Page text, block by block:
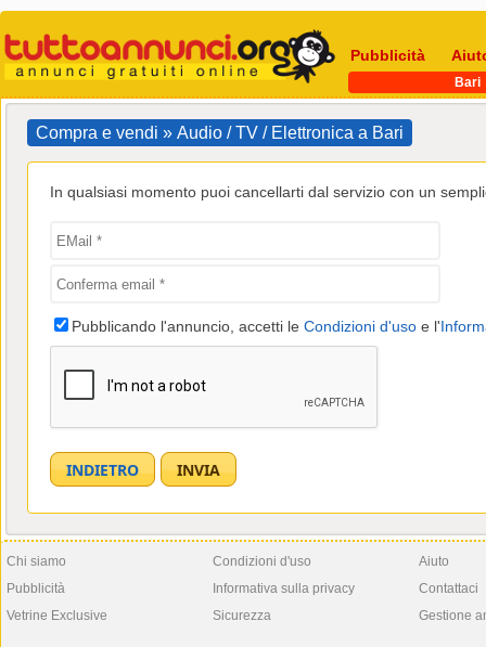
Pubblicità
Bari
Compra e vendi » Audio / TV / Elettronica a Bari
In qualsiasi momento puoi cancellarti dal servizio con un
Pubblicando l'annuncio, accetti le Condizioni d'uso e l'
Chi siamo
Pubblicità
Vetrine Exclusive
Condizioni d'uso
Informativa sulla privacy
Sicurezza
Aiuto
Contattaci
Gestione